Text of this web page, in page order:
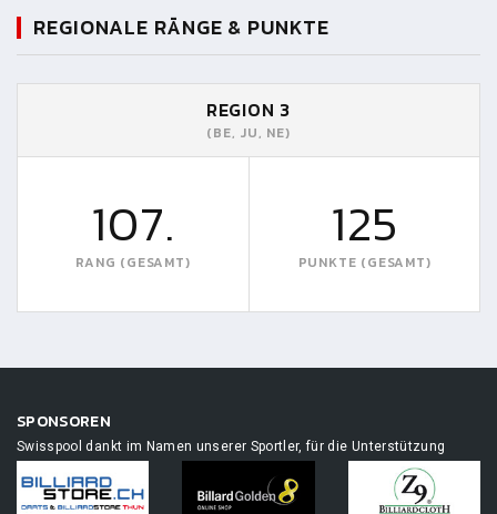
REGIONALE RÄNGE & PUNKTE
REGION 3
(BE, JU, NE)
107.
RANG (GESAMT)
125
PUNKTE (GESAMT)
SPONSOREN
Swisspool dankt im Namen unserer Sportler, für die Unterstützung